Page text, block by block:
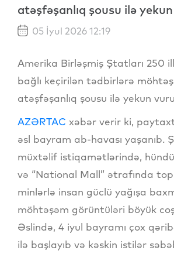
atəşfəşanlıq şousu ilə
05 İyul 2026 12:19
Amerika Birləşmiş Ştatları 250
bağlı keçirilən tədbirlərə
atəşfəşanlıq şousu ilə yekun
AZƏRTAC xəbər verir ki,
əsl bayram ab-havası yaşanıb.
müxtəlif istiqamətlərində,
və “National Mall” ətrafında
minlərlə insan güclü yağışa
möhtəşəm görüntüləri böyük
Əslində, 4 iyul bayramı çox
ilə başlayıb və kəskin istilər